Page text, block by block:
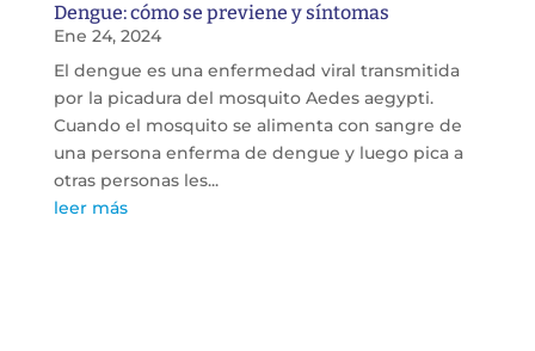
Dengue: cómo se previene y síntomas
Ene 24, 2024
El dengue es una enfermedad viral transmitida
por la picadura del mosquito Aedes aegypti.
Cuando el mosquito se alimenta con sangre de
una persona enferma de dengue y luego pica a
otras personas les...
leer más